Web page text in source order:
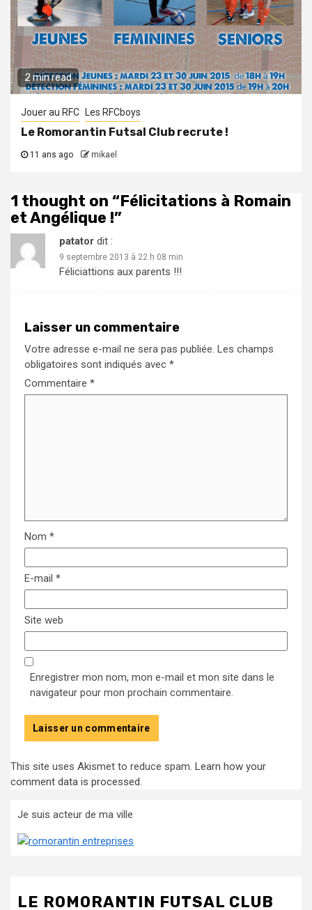
2 min read
Jouer au RFC Les RFCboys
Le Romorantin Futsal Club recrute !
11 ans ago mikael
1 thought on “Félicitations à Romain
et Angélique !”
patator dit :
9 septembre 2013 à 22 h 08 min
Féliciattions aux parents !!!
Laisser un commentaire
Votre adresse e-mail ne sera pas publiée. Les champs
obligatoires sont indiqués avec *
Commentaire *
Nom *
E-mail *
Site web
Enregistrer mon nom, mon e-mail et mon site dans le
navigateur pour mon prochain commentaire.
This site uses Akismet to reduce spam. Learn how your
comment data is processed.
Je suis acteur de ma ville
LE ROMORANTIN FUTSAL CLUB